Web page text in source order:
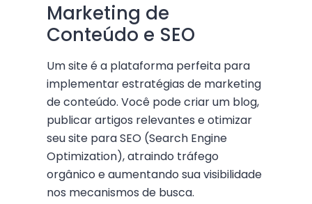
Marketing de
Conteúdo e SEO
Um site é a plataforma perfeita para
implementar estratégias de marketing
de conteúdo. Você pode criar um blog,
publicar artigos relevantes e otimizar
seu site para SEO (Search Engine
Optimization), atraindo tráfego
orgânico e aumentando sua visibilidade
nos mecanismos de busca.